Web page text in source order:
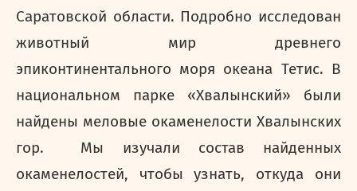
Саратовской области. Подробно исследован
животный мир древнего
эпиконтинентального моря океана Тетис. В
национальном парке «Хвалынский» были
найдены меловые окаменелости Хвалынских
гор. Мы изучали состав найденных
окаменелостей, чтобы узнать, откуда они